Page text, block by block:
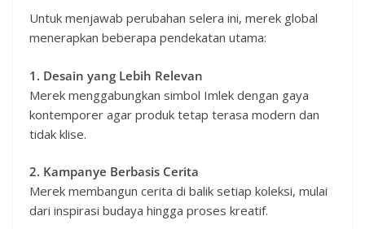
Untuk menjawab perubahan selera ini, merek global
menerapkan beberapa pendekatan utama:
1. Desain yang Lebih Relevan
Merek menggabungkan simbol Imlek dengan gaya
kontemporer agar produk tetap terasa modern dan
tidak klise.
2. Kampanye Berbasis Cerita
Merek membangun cerita di balik setiap koleksi, mulai
dari inspirasi budaya hingga proses kreatif.